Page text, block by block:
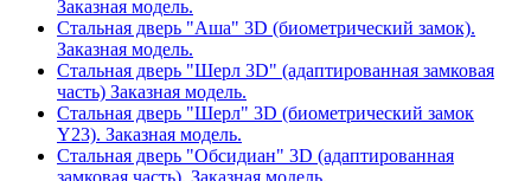
Заказная модель.
Стальная дверь "Аша" 3D (биометрический замок).
Заказная модель.
Стальная дверь "Шерл 3D" (адаптированная замковая
часть) Заказная модель.
Стальная дверь "Шерл" 3D (биометрический замок
Y23). Заказная модель.
Стальная дверь "Обсидиан" 3D (адаптированная
замковая часть). Заказная модель.